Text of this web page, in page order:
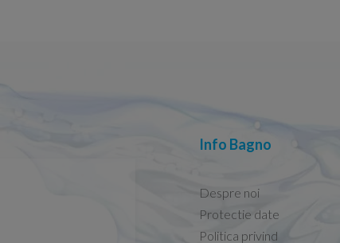
Info Bagno
Despre noi
Protectie date
Politica privind